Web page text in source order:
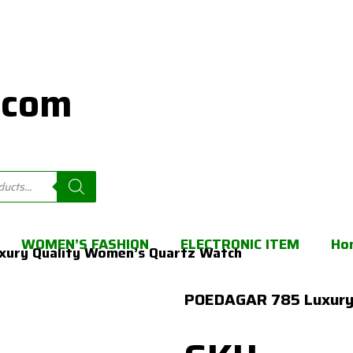
WOMEN’S FASHION ELECTRONIC ITEM
Quality Women’s Quartz Watch
POEDAGAR 785